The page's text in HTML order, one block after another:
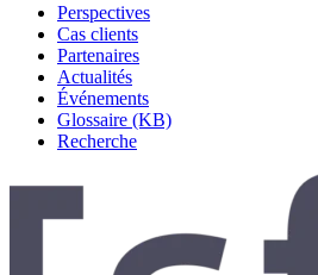
Perspectives
Cas clients
Partenaires
Actualités
Événements
Glossaire (KB)
Recherche